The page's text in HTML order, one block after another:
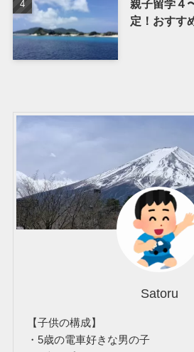
親子留学４
定！おすす
Satoru
【子供の構成】
・5歳の電車好きな男の子